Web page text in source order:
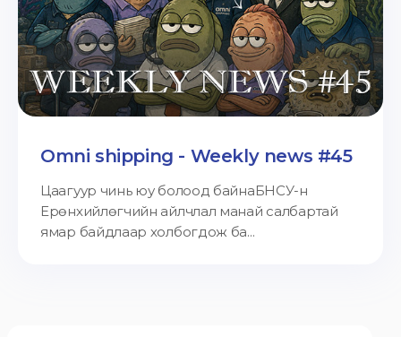
Omni shipping - Weekly news #45
Цаагуур чинь юу болоод байнаБНСУ-н
Ерөнхийлөгчийн айлчлал манай салбартай
ямар байдлаар холбогдож ба...